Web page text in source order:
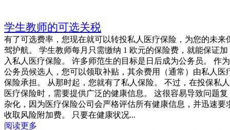
学生教师的可选关税
有了可选费率，您现在就可以转投私人医疗保险，为您的未来
驾护航。 学生教师每月只需缴纳 1 欧元的保险费，就能保证加
入私人医疗保险。 许多师范生的目标是日后成为公务员。 作为
公务员候选人，您可以领取补贴，其余费用（通常）由私人医
保险承担。 从那时起，您就有了私人保险。 不过，在投保私人
医疗保险时，需要提供广泛的健康信息。 这很容易导致问题复
杂化，因为医疗保险公司会严格评估所有健康信息，并迅速要
收取风险附加费。 只要在健康状况...
阅读更多